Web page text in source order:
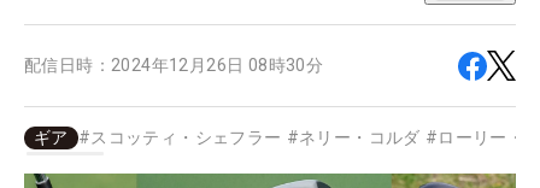
配信日時： 2024年12月26日 08時30分
ギア #スコッティ・シェフラー #ネリー・コルダ #ローリー・